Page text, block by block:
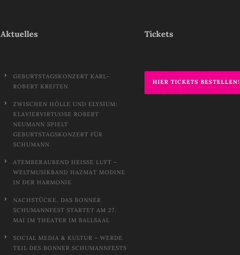
Aktuelles
GEBURTSTAGSKONZERT KARL-
ROBERT KREITEN
ZWISCHEN HÖLLE UND ELYSIUM:
KLAVIERVIRTUOSE ROBERT
NEUMANN SPIELT
GEBURTSTAGSKONZERT FÜR
SCHUMANN
ATEMBERAUBEND HEISSE LUFT – W
ELTMUSIKBAND HAZMAT MODINE I
N DER HARMONIE
NACHSTÜCKE. DAS BONNER
SCHUMANNFEST STARTET AM 27.
MAI IM THEATER IM BALLSAAL
SOCIAL MEDIA & KULTUR – WERDE
TEIL DES BONNER SCHUMANNFESTS
Tickets
HIER TICKETS BESTELLEN!